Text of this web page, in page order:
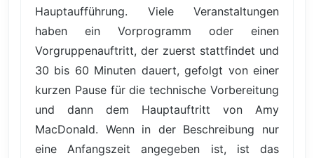
Hauptaufführung. Viele Veranstaltungen
haben ein Vorprogramm oder einen
Vorgruppenauftritt, der zuerst stattfindet und
30 bis 60 Minuten dauert, gefolgt von einer
kurzen Pause für die technische Vorbereitung
und dann dem Hauptauftritt von Amy
MacDonald. Wenn in der Beschreibung nur
eine Anfangszeit angegeben ist, ist das